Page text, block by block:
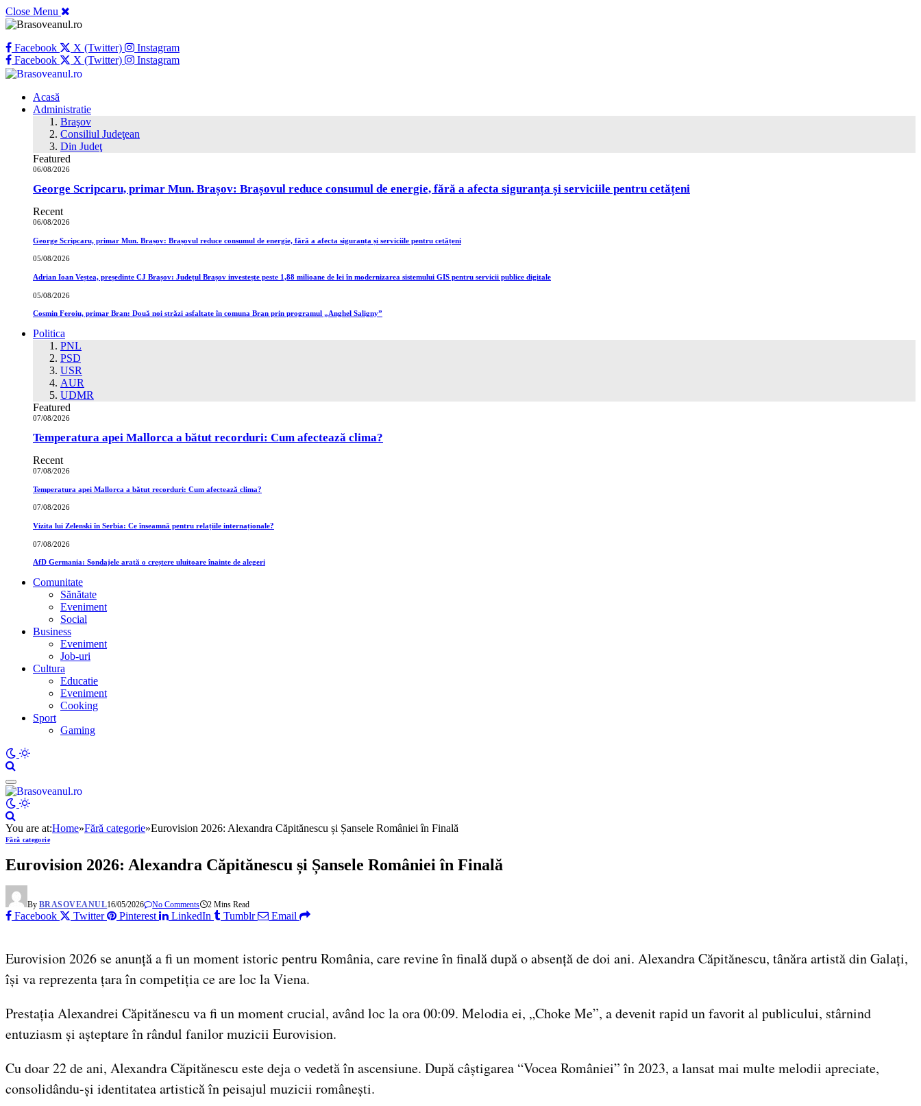
Close Menu
Facebook X (Twitter)
Instagram
Facebook
X (Twitter) Instagram
Acasă
Administratie
Braşov
Consiliul Judeţean
Din Judeţ
Featured
06/08/2026
George Scripcaru, primar Mun. Brașov: Brașovul reduce consumul de energie, fără a afecta siguranța și serviciile pentru cetățeni
Recent
06/08/2026
George Scripcaru, primar Mun. Brașov: Brașovul reduce consumul de energie, fără a afecta siguranța și serviciile pentru cetățeni
05/08/2026
Adrian Ioan Veștea, președinte CJ Brașov: Județul Brașov investește peste 1,88 milioane de lei în modernizarea sistemului GIS pentru servicii publice digitale
05/08/2026
Cosmin Feroiu, primar Bran: Două noi străzi asfaltate în comuna Bran prin programul „Anghel Saligny”
Politica
PNL
PSD
USR
AUR
UDMR
Featured
07/08/2026
Temperatura apei Mallorca a bătut recorduri: Cum afectează clima?
Recent
07/08/2026
Temperatura apei Mallorca a bătut recorduri: Cum afectează clima?
07/08/2026
Vizita lui Zelenski în Serbia: Ce înseamnă pentru relațiile internaționale?
07/08/2026
AfD Germania: Sondajele arată o creștere uluitoare înainte de alegeri
Comunitate
Sănătate
Eveniment
Social
Business
Eveniment
Job-uri
Cultura
Educatie
Eveniment
Cooking
Sport
Gaming
You are at:Home»Fără categorie»Eurovision 2026: Alexandra Căpitănescu și Șansele României în Finală
Fără categorie
Eurovision 2026: Alexandra Căpitănescu și Șansele României în Finală
By BRASOVEANUL16/05/2026 No Comments 2 Mins Read
Facebook Twitter Pinterest LinkedIn Tumblr Email
Eurovision 2026 se anunță a fi un moment istoric pentru România, care revine în finală după o absență de doi ani. Alexandra Căpitănescu, tânăra artistă din Galați,
își va reprezenta țara în competiția ce are loc la Viena.
Prestația Alexandrei Căpitănescu va fi un moment crucial, având loc la ora 00:09. Melodia ei, „Choke Me”, a devenit rapid un favorit al publicului, stârnind
entuziasm și așteptare în rândul fanilor muzicii Eurovision.
Cu doar 22 de ani, Alexandra Căpitănescu este deja o vedetă în ascensiune. După câștigarea “Vocea României” în 2023, a lansat mai multe melodii apreciate,
consolidându-și identitatea artistică în peisajul muzicii românești.